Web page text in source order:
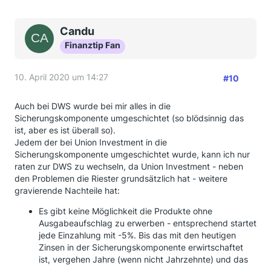
Candu
Finanztip Fan
10. April 2020 um 14:27 #10
Auch bei DWS wurde bei mir alles in die
Sicherungskomponente umgeschichtet (so blödsinnig das
ist, aber es ist überall so).
Jedem der bei Union Investment in die
Sicherungskomponente umgeschichtet wurde, kann ich nur
raten zur DWS zu wechseln, da Union Investment - neben
den Problemen die Riester grundsätzlich hat - weitere
gravierende Nachteile hat:
Es gibt keine Möglichkeit die Produkte ohne
Ausgabeaufschlag zu erwerben - entsprechend startet
jede Einzahlung mit -5%. Bis das mit den heutigen
Zinsen in der Sicherungskomponente erwirtschaftet
ist, vergehen Jahre (wenn nicht Jahrzehnte) und das